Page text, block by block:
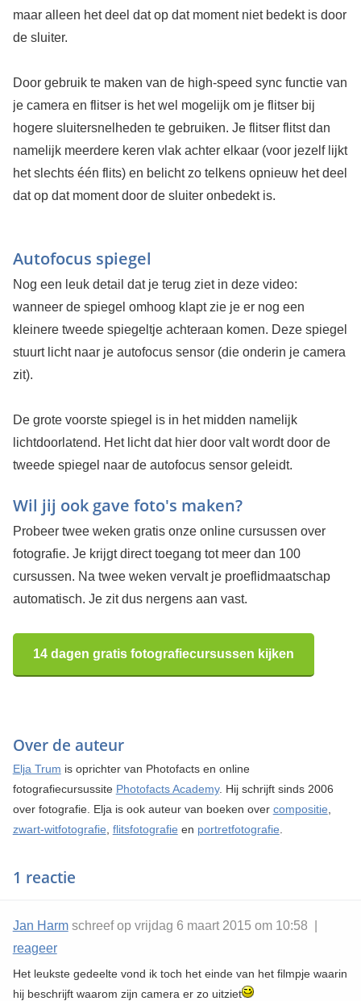
maar alleen het deel dat op dat moment niet bedekt is door
de sluiter.
Door gebruik te maken van de high-speed sync functie van
je camera en flitser is het wel mogelijk om je flitser bij
hogere sluitersnelheden te gebruiken. Je flitser flitst dan
namelijk meerdere keren vlak achter elkaar (voor jezelf lijkt
het slechts één flits) en belicht zo telkens opnieuw het deel
dat op dat moment door de sluiter onbedekt is.
Autofocus spiegel
Nog een leuk detail dat je terug ziet in deze video:
wanneer de spiegel omhoog klapt zie je er nog een
kleinere tweede spiegeltje achteraan komen. Deze spiegel
stuurt licht naar je autofocus sensor (die onderin je camera
zit).
De grote voorste spiegel is in het midden namelijk
lichtdoorlatend. Het licht dat hier door valt wordt door de
tweede spiegel naar de autofocus sensor geleidt.
Wil jij ook gave foto's maken?
Probeer twee weken gratis onze online cursussen over
fotografie. Je krijgt direct toegang tot meer dan 100
cursussen. Na twee weken vervalt je proeflidmaatschap
automatisch. Je zit dus nergens aan vast.
14 dagen gratis fotografiecursussen kijken
Over de auteur
Elja Trum is oprichter van Photofacts en online
fotografiecursussite Photofacts Academy. Hij schrijft sinds 2006
over fotografie. Elja is ook auteur van boeken over compositie
zwart-witfotografie flitsfotografie en portretfotografie
1 reactie
Jan Harmschreef op vrijdag 6 maart 2015 om 10:58 |
reageer
Het leukste gedeelte vond ik toch het einde van het filmpje waarin
hij beschrijft waarom zijn camera er zo uitziet